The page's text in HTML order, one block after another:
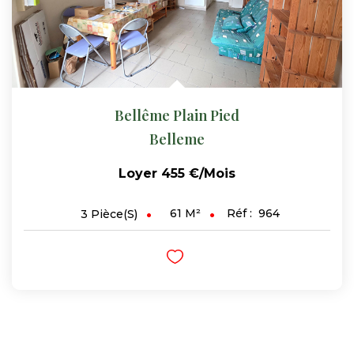
Bellême Plain Pied
Belleme
Loyer 455 €/mois
3 Pièce(s) 61 M² Réf : 964